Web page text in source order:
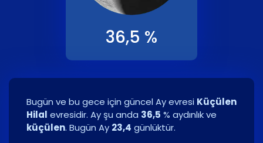
36,5 %
Bugün ve bu gece için güncel Ay evresi Küçülen
Hilal evresidir. Ay şu anda 36,5 % aydınlık ve
küçülen. Bugün Ay 23,4 günlüktür.